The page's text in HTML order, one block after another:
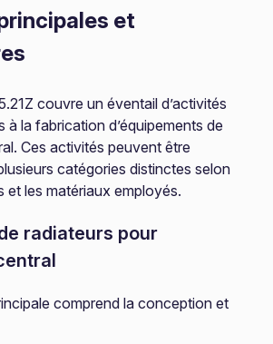
et
couvre un éventail d’activités
à la fabrication d’équipements de
Ces activités peuvent être
catégories distinctes selon
et les matériaux employés.
radiateurs pour
comprend la conception et